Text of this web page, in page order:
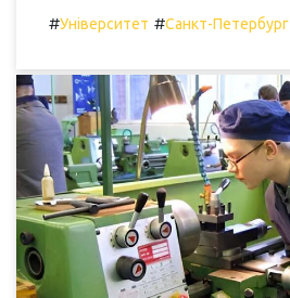
#Університет #Санкт-Петербург